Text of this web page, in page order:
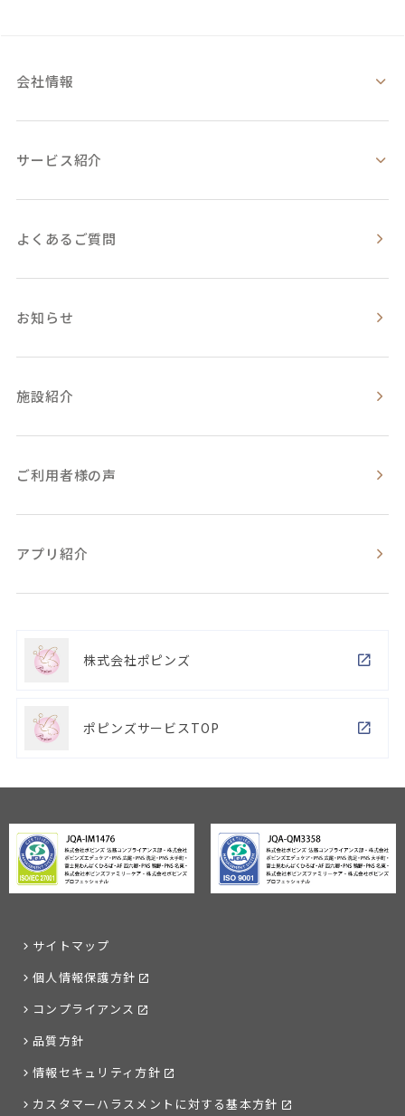
会社情報
サービス紹介
よくあるご質問
お知らせ
施設紹介
ご利用者様の声
アプリ紹介
株式会社ポピンズ
ポピンズサービスTOP
サイトマップ
個人情報保護方針
コンプライアンス
品質方針
情報セキュリティ方針
カスタマーハラスメントに対する基本方針